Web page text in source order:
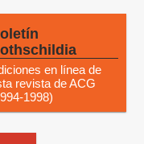
en línea de
revista de ACG
1998)